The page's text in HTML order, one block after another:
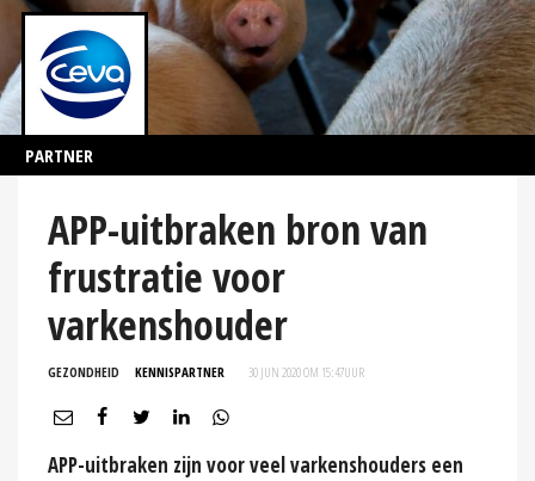
PARTNER
APP-uitbraken bron van
frustratie voor
varkenshouder
GEZONDHEID KENNISPARTNER 30 JUN 2020 OM 15:47UUR
APP-uitbraken zijn voor veel varkenshouders een